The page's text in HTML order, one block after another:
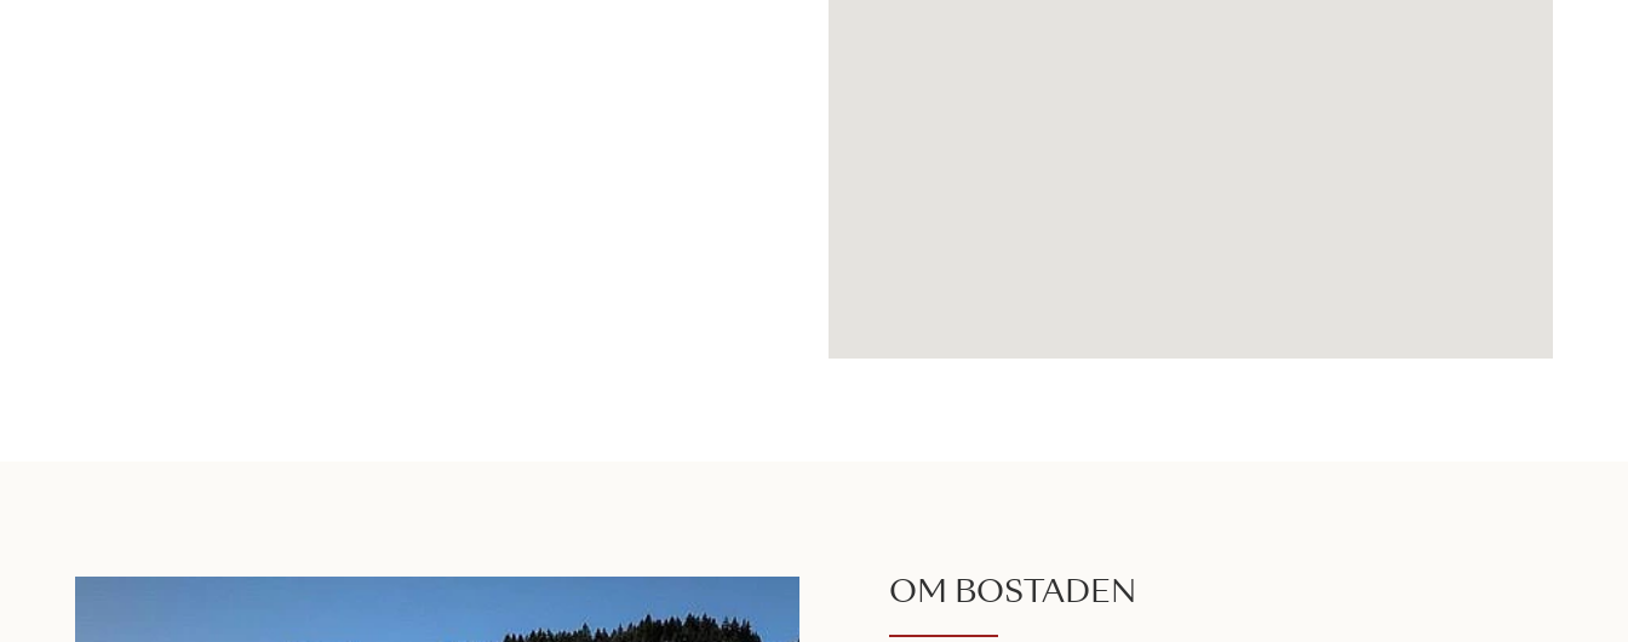
OM BOSTADEN